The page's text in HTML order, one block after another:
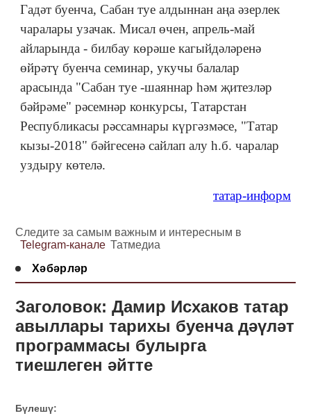
Гадәт буенча, Сабан туе алдыннан аңа әзерлек
чаралары узачак. Мисал өчен, апрель-май
айларында - билбау көрәше кагыйдәләренә
өйрәтү буенча семинар, укучы балалар
арасында "Сабан туе -шаяннар һәм җитезләр
бәйрәме" рәсемнәр конкурсы, Татарстан
Республикасы рәссамнары күргәзмәсе, "Татар
кызы-2018" бәйгесенә сайлап алу һ.б. чаралар
уздыру көтелә.
татар-информ
Следите за самым важным и интересным в
Telegram-канале Татмедиа
Хәбәрләр
Заголовок: Дамир Исхаков татар
авыллары тарихы буенча дәүләт
программасы булырга
тиешлеген әйтте
Бүлешү: